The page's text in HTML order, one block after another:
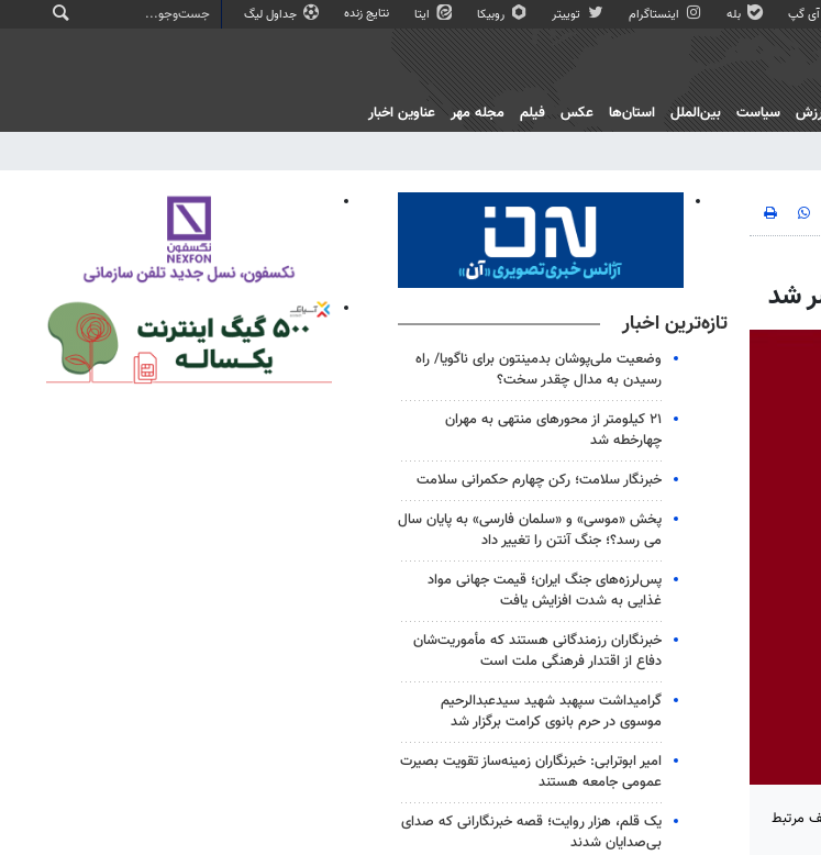
آی گپ بله اینستاگرام توییتر روبیکا ایتا نتایج زنده جداول لیگ
سیاست بین‌الملل استان‌ها عکس فیلم مجله مهر عناوین اخبار
شد
مرتبط
تازه‌ترین اخبار
وضعیت ملی‌پوشان بدمینتون برای ناگویا/ راه
رسیدن به مدال چقدر سخت؟
۲۱ کیلومتر از محورهای منتهی به مهران
چهارخطه شد
خبرنگار سلامت؛ رکن چهارم حکمرانی سلامت
پخش «موسی» و «سلمان فارسی» به پایان سال
می رسد؟؛ جنگ آنتن را تغییر داد
پس‌لرزه‌های جنگ ایران؛ قیمت جهانی مواد
غذایی به شدت افزایش یافت
خبرنگاران رزمندگانی هستند که مأموریت‌شان
دفاع از اقتدار فرهنگی ملت است
گرامیداشت سپهبد شهید سیدعبدالرحیم
موسوی در حرم بانوی کرامت برگزار شد
امیر ابوترابی: خبرنگاران زمینه‌ساز تقویت بصیرت
عمومی جامعه هستند
یک قلم، هزار روایت؛ قصه خبرنگارانی که صدای
بی‌صدایان شدند